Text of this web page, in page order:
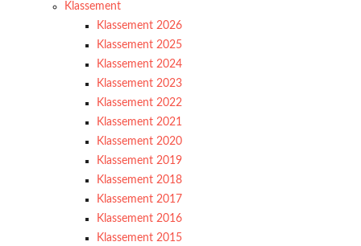
Klassement
Klassement 2026
Klassement 2025
Klassement 2024
Klassement 2023
Klassement 2022
Klassement 2021
Klassement 2020
Klassement 2019
Klassement 2018
Klassement 2017
Klassement 2016
Klassement 2015